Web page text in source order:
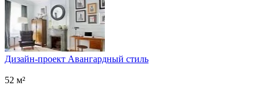
Дизайн-проект Авангардный стиль
52 м²